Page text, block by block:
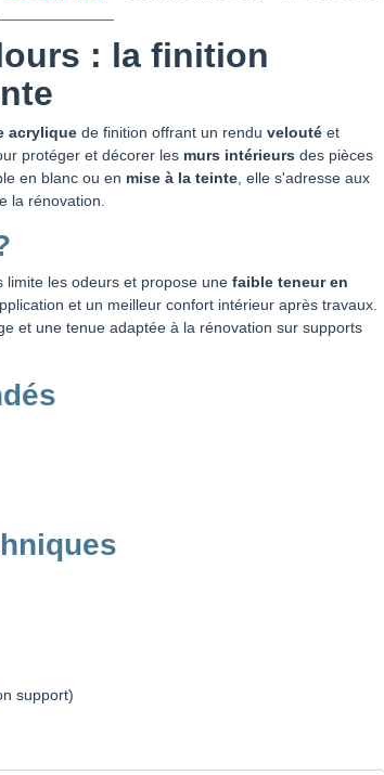
: la finition
acrylique de finition offrant un rendu velouté et
protéger et décorer les murs intérieurs des pièces
en blanc ou en mise à la teinte, elle s'adresse aux
la rénovation.
limite les odeurs et propose une faible teneur en
et un meilleur confort intérieur après travaux.
et une tenue adaptée à la rénovation sur supports
support)